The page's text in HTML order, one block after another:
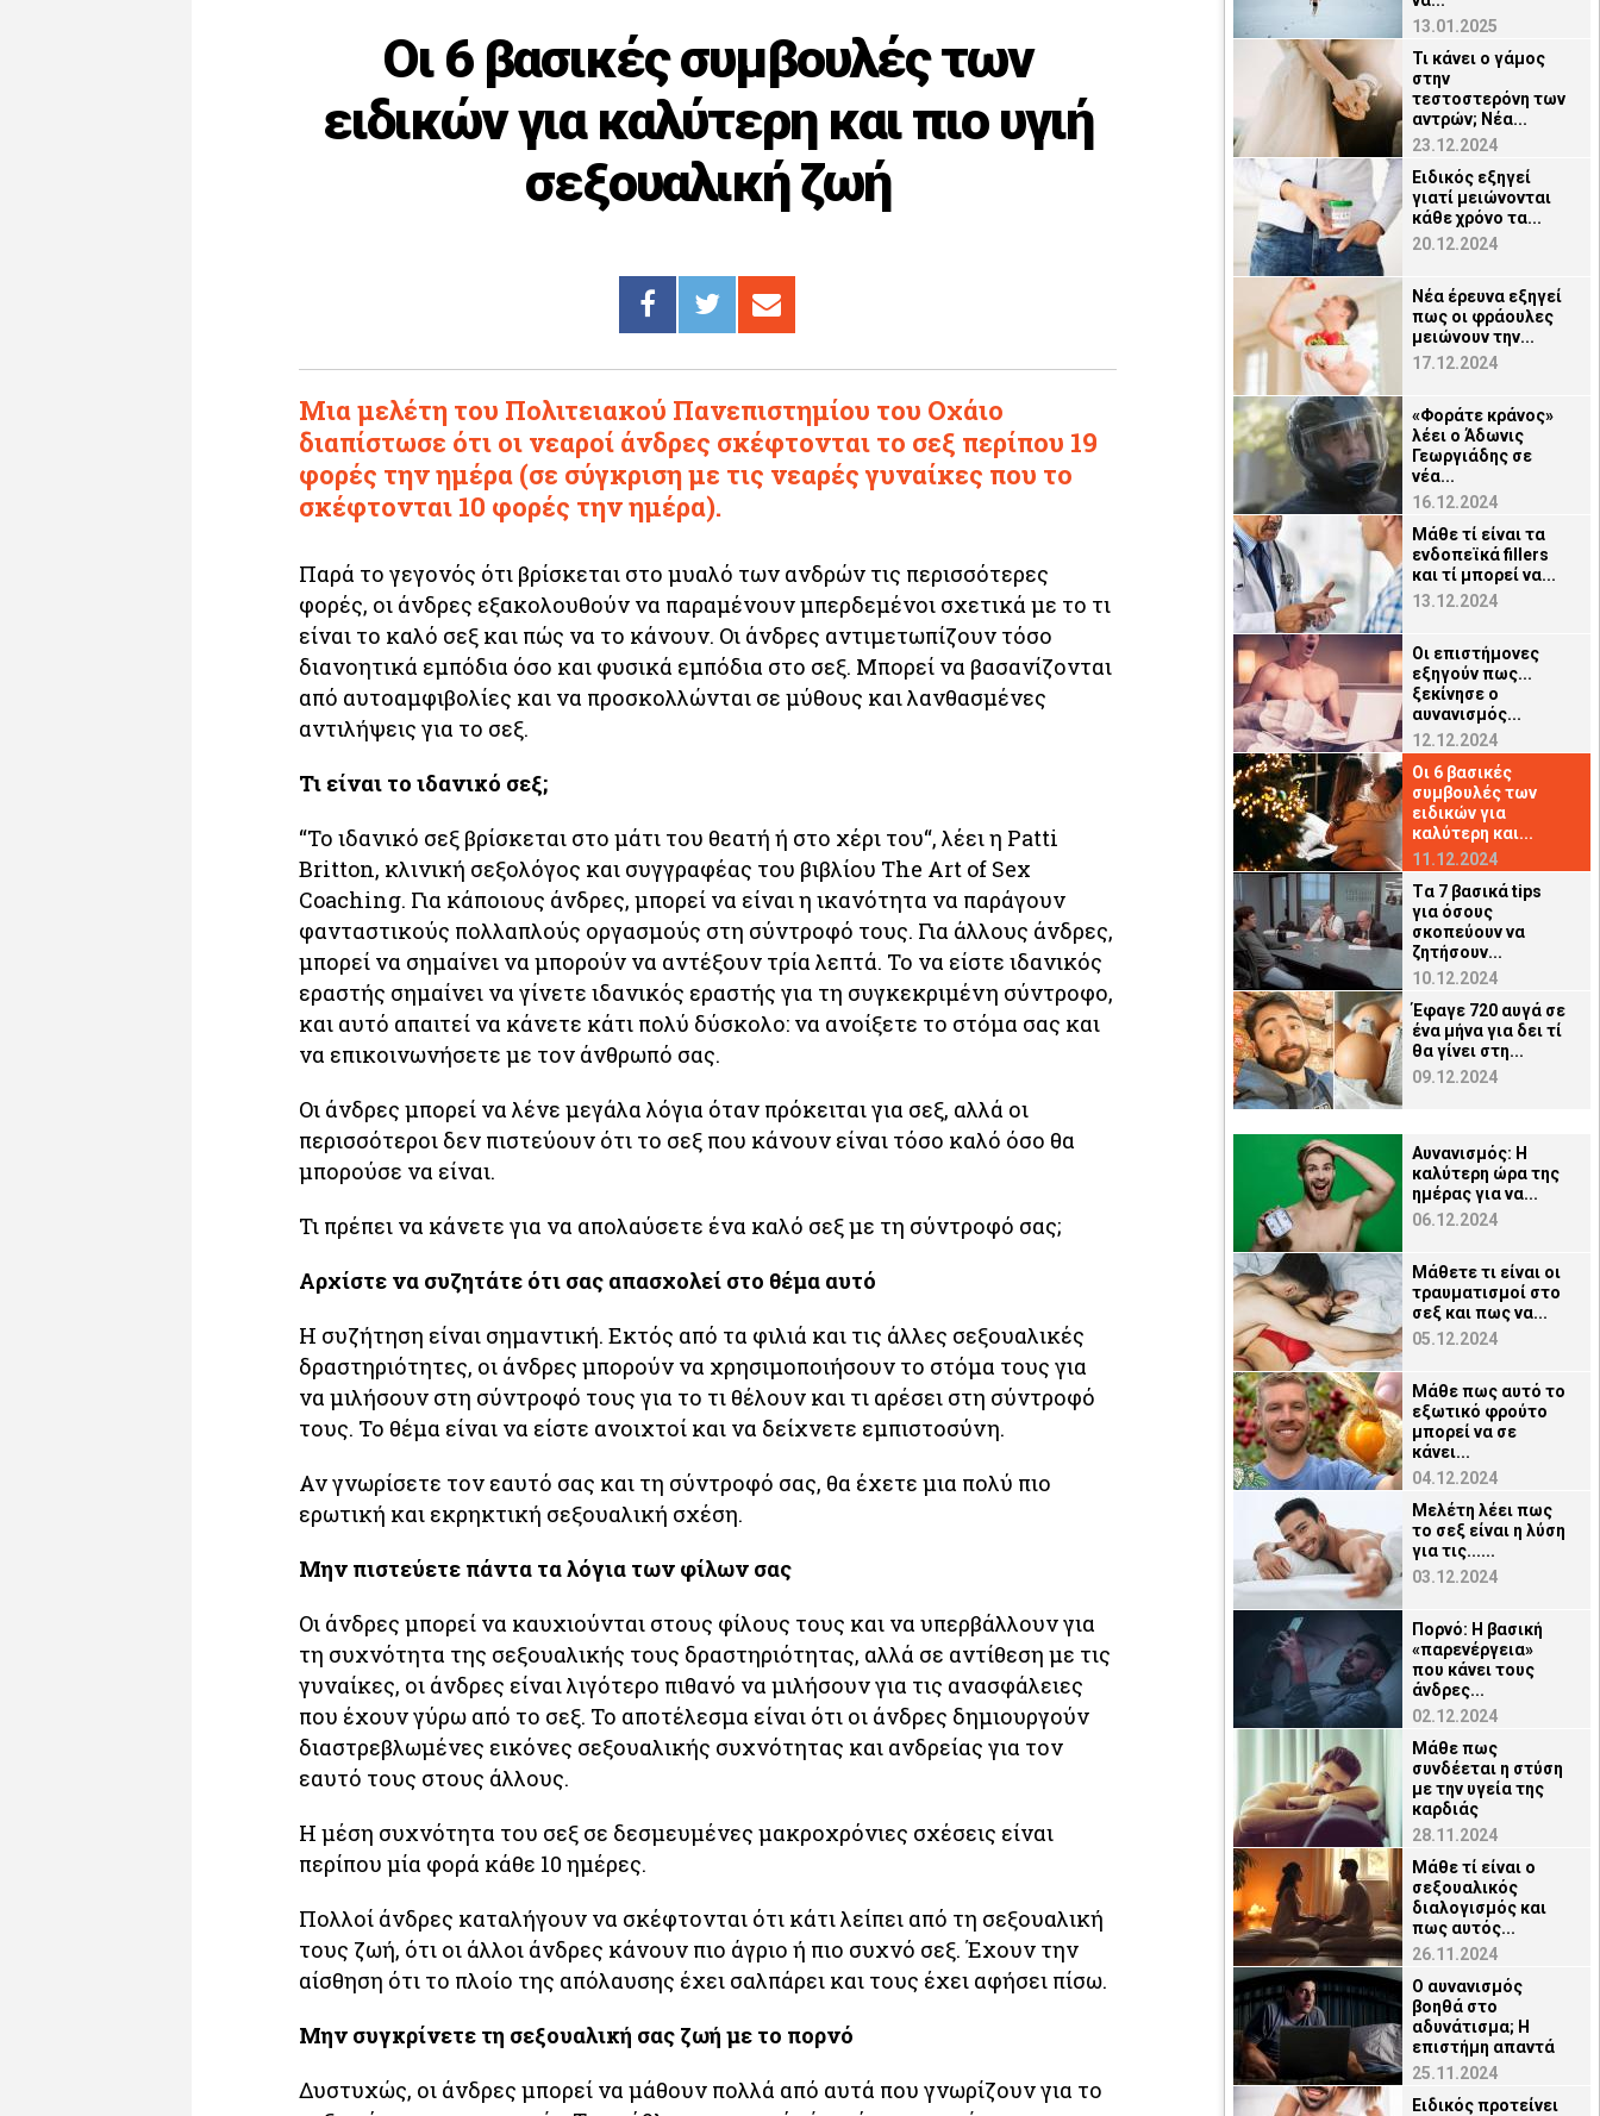
Οι 6 βασικές συμβουλές των
ειδικών για καλύτερη και πιο υγιή
σεξουαλική ζωή
Μια μελέτη του Πολιτειακού Πανεπιστημίου του Οχάιο
διαπίστωσε ότι οι νεαροί άνδρες σκέφτονται το σεξ περίπου 19
φορές την ημέρα (σε σύγκριση με τις νεαρές γυναίκες που το
σκέφτονται 10 φορές την ημέρα).
Παρά το γεγονός ότι βρίσκεται στο μυαλό των ανδρών τις περισσότερες
φορές, οι άνδρες εξακολουθούν να παραμένουν μπερδεμένοι σχετικά με το τι
είναι το καλό σεξ και πώς να το κάνουν. Οι άνδρες αντιμετωπίζουν τόσο
διανοητικά εμπόδια όσο και φυσικά εμπόδια στο σεξ. Μπορεί να βασανίζονται
από αυτοαμφιβολίες και να προσκολλώνται σε μύθους και λανθασμένες
αντιλήψεις για το σεξ.
Τι είναι το ιδανικό σεξ;
“Το ιδανικό σεξ βρίσκεται στο μάτι του θεατή ή στο χέρι του“, λέει η Patti
Britton, κλινική σεξολόγος και συγγραφέας του βιβλίου The Art of Sex
Coaching. Για κάποιους άνδρες, μπορεί να είναι η ικανότητα να παράγουν
φανταστικούς πολλαπλούς οργασμούς στη σύντροφό τους. Για άλλους άνδρες,
μπορεί να σημαίνει να μπορούν να αντέξουν τρία λεπτά. Το να είστε ιδανικός
εραστής σημαίνει να γίνετε ιδανικός εραστής για τη συγκεκριμένη σύντροφο,
και αυτό απαιτεί να κάνετε κάτι πολύ δύσκολο: να ανοίξετε το στόμα σας και
να επικοινωνήσετε με τον άνθρωπό σας.
Οι άνδρες μπορεί να λένε μεγάλα λόγια όταν πρόκειται για σεξ, αλλά οι
περισσότεροι δεν πιστεύουν ότι το σεξ που κάνουν είναι τόσο καλό όσο θα
μπορούσε να είναι.
Τι πρέπει να κάνετε για να απολαύσετε ένα καλό σεξ με τη σύντροφό σας;
Αρχίστε να συζητάτε ότι σας απασχολεί στο θέμα αυτό
Η συζήτηση είναι σημαντική. Εκτός από τα φιλιά και τις άλλες σεξουαλικές
δραστηριότητες, οι άνδρες μπορούν να χρησιμοποιήσουν το στόμα τους για
να μιλήσουν στη σύντροφό τους για το τι θέλουν και τι αρέσει στη σύντροφό
τους. Το θέμα είναι να είστε ανοιχτοί και να δείχνετε εμπιστοσύνη.
Αν γνωρίσετε τον εαυτό σας και τη σύντροφό σας, θα έχετε μια πολύ πιο
ερωτική και εκρηκτική σεξουαλική σχέση.
Μην πιστεύετε πάντα τα λόγια των φίλων σας
Οι άνδρες μπορεί να καυχιούνται στους φίλους τους και να υπερβάλλουν για
τη συχνότητα της σεξουαλικής τους δραστηριότητας, αλλά σε αντίθεση με τις
γυναίκες, οι άνδρες είναι λιγότερο πιθανό να μιλήσουν για τις ανασφάλειες
που έχουν γύρω από το σεξ. Το αποτέλεσμα είναι ότι οι άνδρες δημιουργούν
διαστρεβλωμένες εικόνες σεξουαλικής συχνότητας και ανδρείας για τον
εαυτό τους στους άλλους.
Η μέση συχνότητα του σεξ σε δεσμευμένες μακροχρόνιες σχέσεις είναι
περίπου μία φορά κάθε 10 ημέρες.
Πολλοί άνδρες καταλήγουν να σκέφτονται ότι κάτι λείπει από τη σεξουαλική
τους ζωή, ότι οι άλλοι άνδρες κάνουν πιο άγριο ή πιο συχνό σεξ. Έχουν την
αίσθηση ότι το πλοίο της απόλαυσης έχει σαλπάρει και τους έχει αφήσει πίσω.
Μην συγκρίνετε τη σεξουαλική σας ζωή με το πορνό
Δυστυχώς, οι άνδρες μπορεί να μάθουν πολλά από αυτά που γνωρίζουν για το
13.01.2025
Τι κάνει ο γάμος
στην
τεστοστερόνη των
αντρών; Νέα...
23.12.2024
Ειδικός εξηγεί
γιατί μειώνονται
κάθε χρόνο τα...
20.12.2024
Νέα έρευνα εξηγεί
πως οι φράουλες
μειώνουν την...
17.12.2024
«Φοράτε κράνος»
λέει ο Άδωνις
Γεωργιάδης σε
νέα...
16.12.2024
Μάθε τί είναι τα
ενδοπεϊκά fillers
και τί μπορεί να...
13.12.2024
Οι επιστήμονες
εξηγούν πως...
ξεκίνησε ο
αυνανισμός...
12.12.2024
Οι 6 βασικές
συμβουλές των
ειδικών για
καλύτερη και...
11.12.2024
Tα 7 βασικά tips
για όσους
σκοπεύουν να
ζητήσουν...
10.12.2024
Έφαγε 720 αυγά σε
ένα μήνα για δει τί
θα γίνει στη...
09.12.2024
Αυνανισμός: Η
καλύτερη ώρα της
ημέρας για να...
06.12.2024
Μάθετε τι είναι οι
τραυματισμοί στο
σεξ και πως να...
05.12.2024
Μάθε πως αυτό το
εξωτικό φρούτο
μπορεί να σε
κάνει...
04.12.2024
Μελέτη λέει πως
το σεξ είναι η λύση
για τις......
03.12.2024
Πορνό: Η βασική
«παρενέργεια»
που κάνει τους
άνδρες...
02.12.2024
Μάθε πως
συνδέεται η στύση
με την υγεία της
καρδιάς
28.11.2024
Μάθε τί είναι ο
σεξουαλικός
διαλογισμός και
πως αυτός...
26.11.2024
Ο αυνανισμός
βοηθά στο
αδυνάτισμα; Η
επιστήμη απαντά
25.11.2024
Ειδικός προτείνει